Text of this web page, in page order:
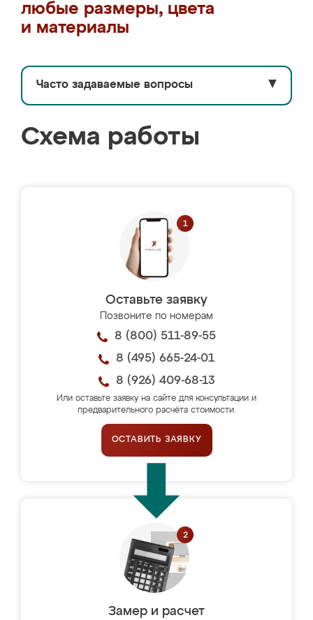
любые размеры, цвета
и материалы
Часто задаваемые вопросы ▼
Схема работы
Оставьте заявку
Позвоните по номерам
8 (800) 511-89-55
8 (495) 665-24-01
8 (926) 409-68-13
Или оставьте заявку на сайте для консультации и
предварительного расчёта стоимости.
ОСТАВИТЬ ЗАЯВКУ
Замер и расчет